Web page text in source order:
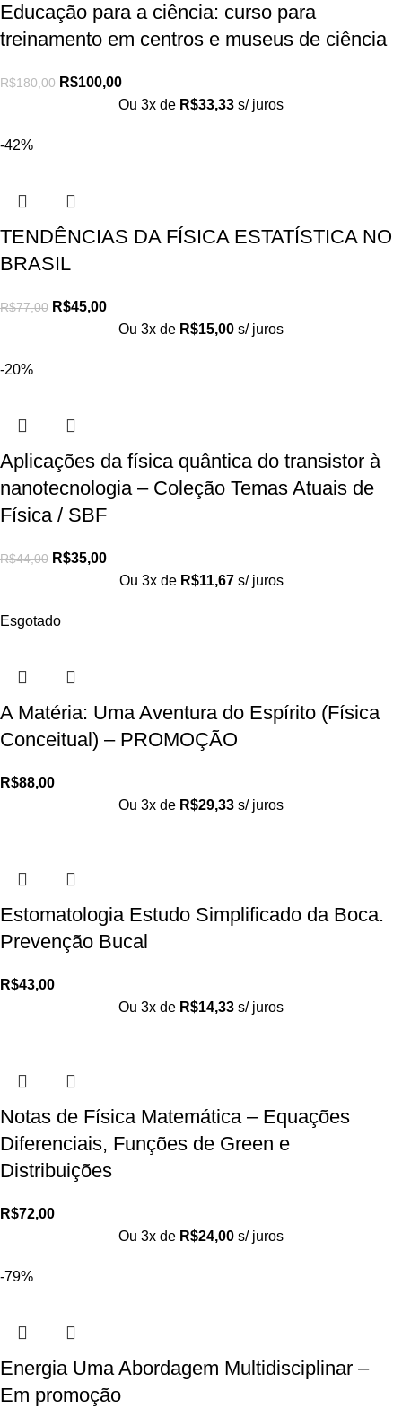
Educação para a ciência: curso para
treinamento em centros e museus de ciência
R$180,00 R$100,00
Ou 3x de R$33,33 s/ juros
-42%
TENDÊNCIAS DA FÍSICA ESTATÍSTICA NO
BRASIL
R$77,00 R$45,00
Ou 3x de R$15,00 s/ juros
-20%
Aplicações da física quântica do transistor à
nanotecnologia – Coleção Temas Atuais de
Física / SBF
R$44,00 R$35,00
Ou 3x de R$11,67 s/ juros
Esgotado
A Matéria: Uma Aventura do Espírito (Física
Conceitual) – PROMOÇÃO
R$88,00
Ou 3x de R$29,33 s/ juros
Estomatologia Estudo Simplificado da Boca.
Prevenção Bucal
R$43,00
Ou 3x de R$14,33 s/ juros
Notas de Física Matemática – Equações
Diferenciais, Funções de Green e
Distribuições
R$72,00
Ou 3x de R$24,00 s/ juros
-79%
Energia Uma Abordagem Multidisciplinar –
Em promoção